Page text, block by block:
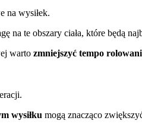
na wysiłek.
na te obszary ciała, które będą
warto zmniejszyć tempo
wysiłku mogą znacząco